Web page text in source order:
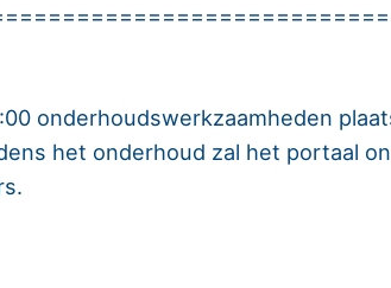
onderhoudswerkzaamheden
het onderhoud zal het portaal